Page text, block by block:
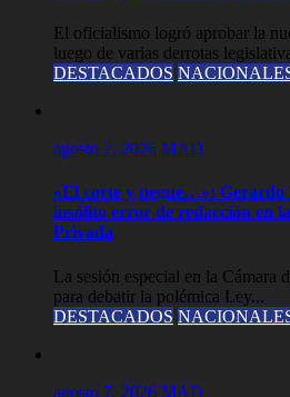
El oficialismo logró aprobar la
luego de varias derrotas
DESTACADOS
agosto 7, 2026 MAD
«El corte y pegue…»: Gerardo
insólito error de redacción en
Privada
La sesión especial en la Cámara
para debatir la polémica Ley...
DESTACADOS
agosto 7, 2026 MAD